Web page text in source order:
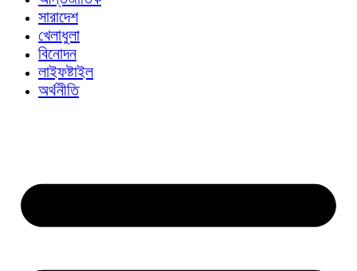
সারাদেশ
খেলাধুলা
বিনোদন
লাইফষ্টাইল
অর্থনীতি